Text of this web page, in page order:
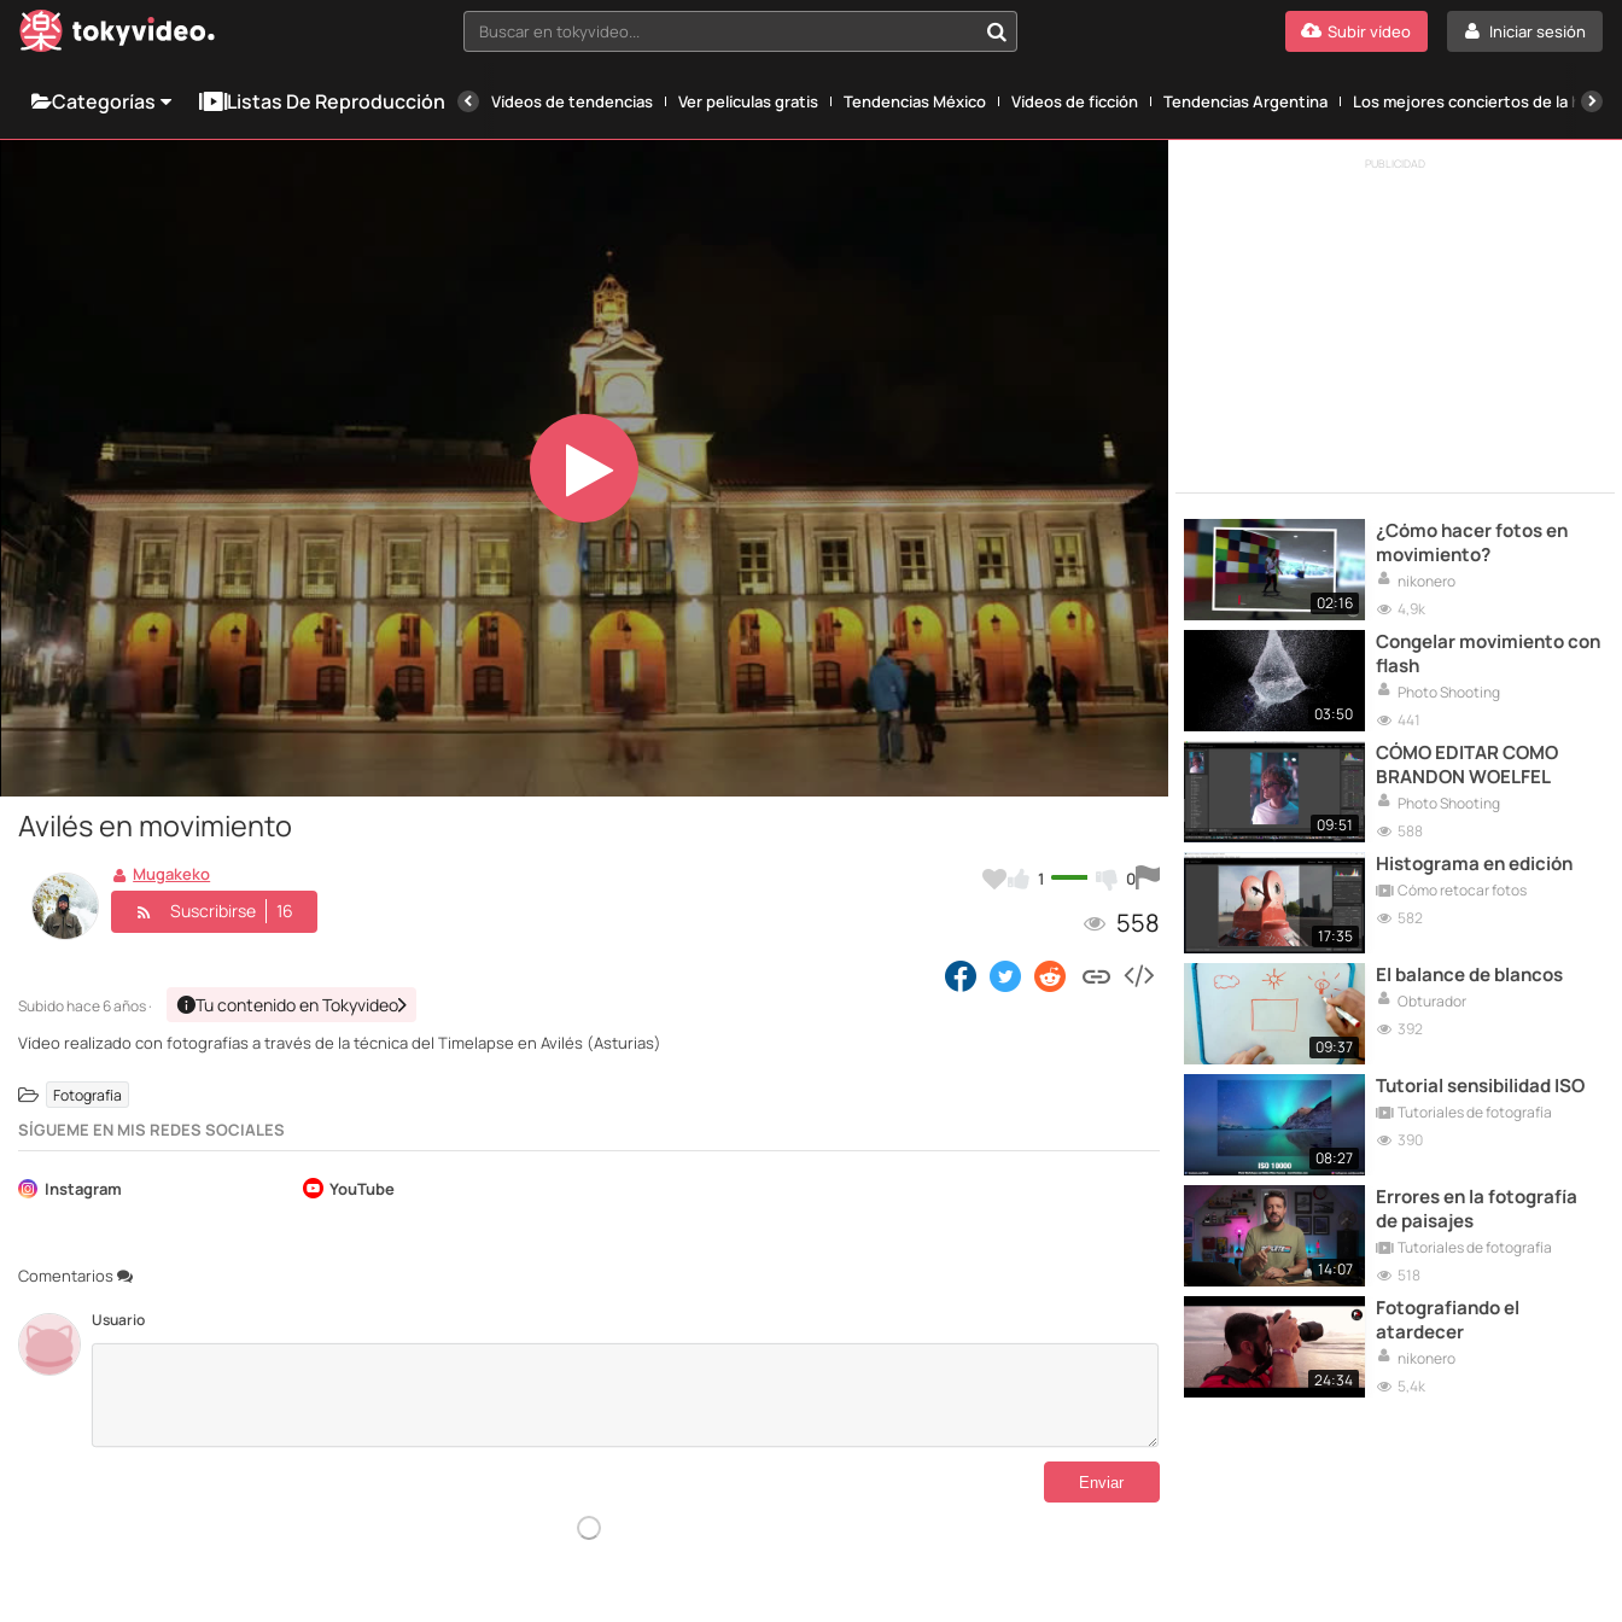
Buscar en tokyvideo... Iniciar sesión
Subir vídeo
Categorías Listas De Reproducción Vídeos de tendencias Ver películas gratis Tendencias México Vídeos de ficción Tendencias Argentina Los mejores conciertos de la
Play
Video
Avilés en movimiento
1 0
558
Mugakeko
Suscribirse 16
Subidohace 6 años · Tu contenido en Tokyvideo
Vídeo realizado con fotografías a través de la técnica del Timelapse en Avilés (Asturias)
Fotografía
SÍGUEME EN MIS REDES SOCIALES
Instagram YouTube
Comentarios
Usuario
PUBLICIDAD
02:16
¿Cómo hacer fotos en
movimiento?
nikonero
4,9k
03:50
Congelar movimiento con
flash
Photo Shooting
441
09:51
CÓMO EDITAR COMO
BRANDON WOELFEL
Photo Shooting
588
17:35
Histograma en edición
Cómo retocar fotos
582
09:37
El balance de blancos
Obturador
392
08:27
Tutorial sensibilidad ISO
Tutoriales de fotografía
390
14:07
Errores en la fotografía
de paisajes
Tutoriales de fotografía
518
24:34
Fotografiando el
atardecer
nikonero
5,4k